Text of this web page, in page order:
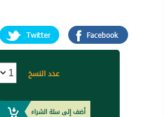
عدد النسخ
أضف إلى سلة الشراء